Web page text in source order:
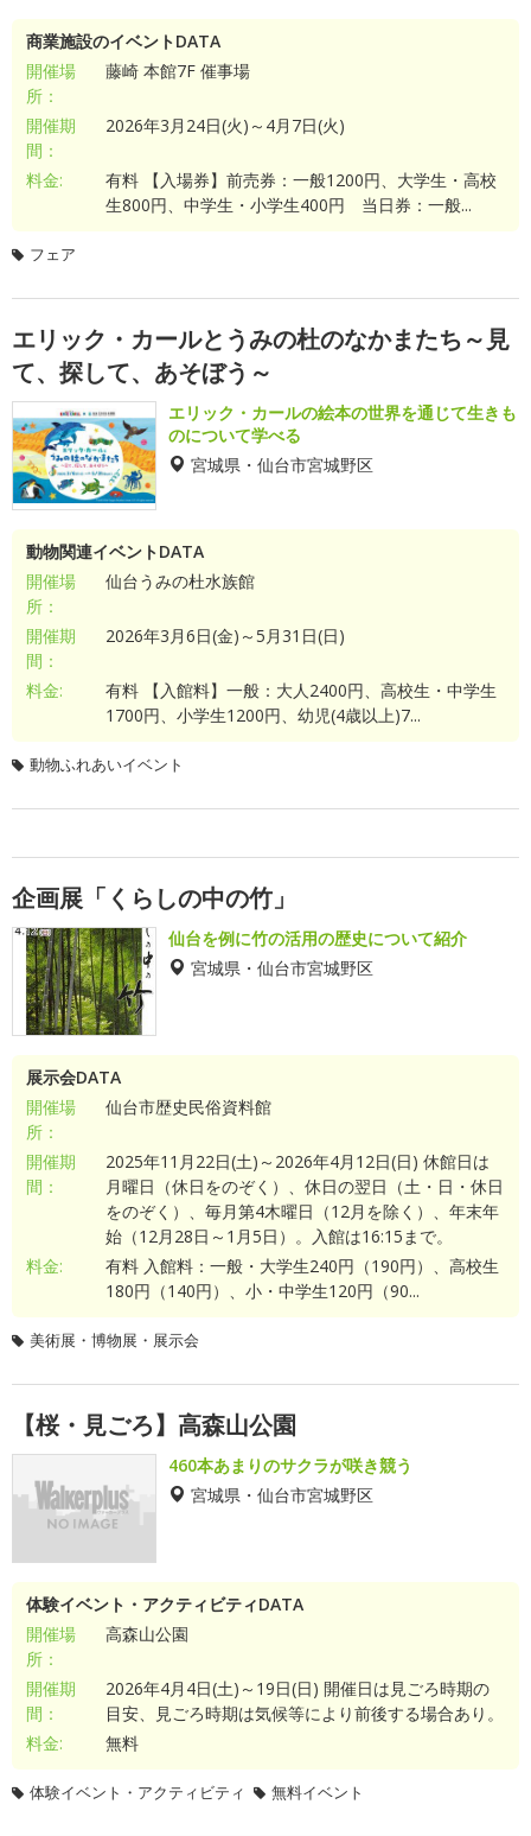
商業施設のイベントDATA
開催場
所：
藤崎 本館7F 催事場
開催期
間：
2026年3月24日(火)～4月7日(火)
料金:
有料 【入場券】前売券：一般1200円、大学生・高校
生800円、中学生・小学生400円 当日券：一般...
フェア
エリック・カールとうみの杜のなかまたち～見
て、探して、あそぼう～
エリック・カールの絵本の世界を通じて生きも
のについて学べる
宮城県・仙台市宮城野区
動物関連イベントDATA
開催場
所：
仙台うみの杜水族館
開催期
間：
2026年3月6日(金)～5月31日(日)
料金:
有料 【入館料】一般：大人2400円、高校生・中学生
1700円、小学生1200円、幼児(4歳以上)7...
動物ふれあいイベント
企画展「くらしの中の竹」
仙台を例に竹の活用の歴史について紹介
宮城県・仙台市宮城野区
展示会DATA
開催場
所：
仙台市歴史民俗資料館
開催期
間：
2025年11月22日(土)～2026年4月12日(日) 休館日は
月曜日（休日をのぞく）、休日の翌日（土・日・休日
をのぞく）、毎月第4木曜日（12月を除く）、年末年
始（12月28日～1月5日）。入館は16:15まで。
料金:
有料 入館料：一般・大学生240円（190円）、高校生
180円（140円）、小・中学生120円（90...
美術展・博物展・展示会
【桜・見ごろ】高森山公園
460本あまりのサクラが咲き競う
宮城県・仙台市宮城野区
体験イベント・アクティビティDATA
開催場
所：
高森山公園
開催期
間：
2026年4月4日(土)～19日(日) 開催日は見ごろ時期の
目安、見ごろ時期は気候等により前後する場合あり。
料金:
無料
体験イベント・アクティビティ 無料イベント